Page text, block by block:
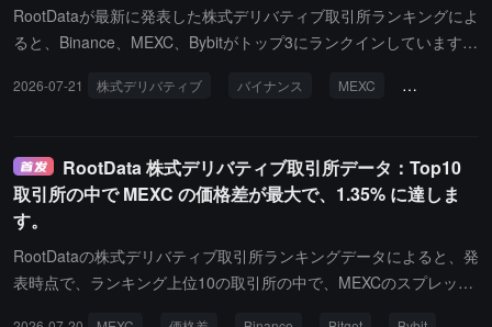
時間の取引高は約9.2億ドル、資金調達率は+0.0004%です。Bitget
のスコアは91.2、252の契約をサポートし、ポジション規模は約75
3%です。注目すべきは、Bybitが初めてランキングの上位2位に入っ
ョン規模との差が大きいことです。
RootDataが最新に発表した株式デリバティブ取引所ランキングによ
ると、Binance、MEXC、Bybitがトップ3にランクインしています。
スト、データ収集可能性などの次元に基づいて、株式デリバティブ
ン規模は約25.39億ドル、24時間の取引高は約157.65億ドル、資金
調達率は+0.0002%です。MEXCのスコアは91.6で、46の契約をサ
ポートし、ポジション規模は約9351.5万ドル、24時間の取引高は約
2.84億ドル、資金調達率は-0.0002%です。Bybitのスコアは91.4
で、122の契約をサポートし、ポジション規模は約9186.5万ドル、
2026-07-21 株式デリバティブ バイナンス MEXC Bybit
RootData 株式デリバティブ取引所データ：Top10
取引所の中で MEXC の価格差が最大で、1.35% に達しま
す。
RootDataの株式デリバティブ取引所ランキングデータによると、発
表時点で、ランキング上位10の取引所の中で、MEXCのスプレッド